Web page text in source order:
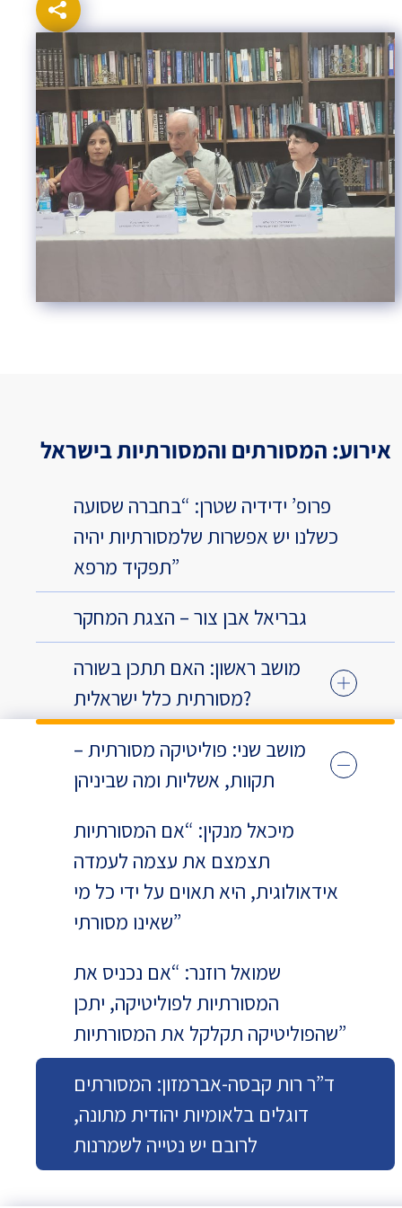
Israel-China Relations
אירוע: המסורתים והמסורתיות בישראל
פרופ’ ידידיה שטרן: “בחברה שסועה
כשלנו יש אפשרות שלמסורתיות יהיה
תפקיד מרפא”
גבריאל אבן צור – הצגת המחקר
מושב ראשון: האם תתכן בשורה
מסורתית כלל ישראלית?
מושב שני: פוליטיקה מסורתית –
תקוות, אשליות ומה שביניהן
מיכאל מנקין: “אם המסורתיות
תצמצם את עצמה לעמדה
אידאולוגית, היא תאוים על ידי כל מי
שאינו מסורתי”
שמואל רוזנר: “אם נכניס את
המסורתיות לפוליטיקה, יתכן
שהפוליטיקה תקלקל את המסורתיות”
ד”ר רות קבסה-אברמזון: המסורתים
דוגלים בלאומיות יהודית מתונה,
לרובם יש נטייה לשמרנות